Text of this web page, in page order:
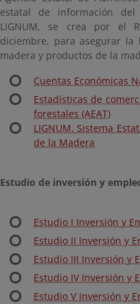
estatal de información
LIGNUM, se crea por el
diciembre, para asegurar la
madera y productos de la
Cuentas Económicas
Estadísticas de
forestales (AEAT)
LIGNUM. Sistema
de la Madera
Estudio de inversión y
Estudio I Inversión y
Estudio II Inversión y
Estudio III Inversión y
Estudio IV Inversión y
Estudio V Inversión y